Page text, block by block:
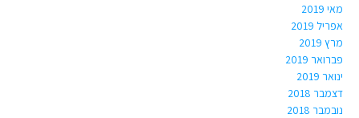
מאי 2019
אפריל 2019
מרץ 2019
פברואר 2019
ינואר 2019
דצמבר 2018
נובמבר 2018